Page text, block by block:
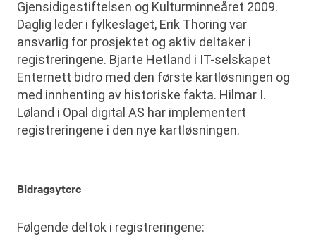
Gjensidigestiftelsen og Kulturminneåret 2009.
Daglig leder i fylkeslaget, Erik Thoring var
ansvarlig for prosjektet og aktiv deltaker i
registreringene. Bjarte Hetland i IT-selskapet
Enternett bidro med den første kartløsningen og
med innhenting av historiske fakta. Hilmar I.
Løland i Opal digital AS har implementert
registreringene i den nye kartløsningen.
Bidragsytere
Følgende deltok i registreringene: